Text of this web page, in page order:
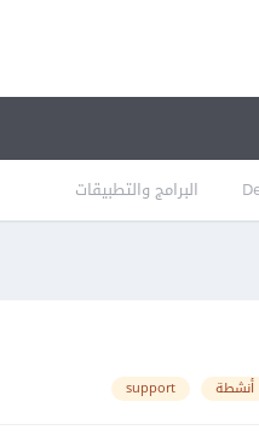
البرامج والتطبيقات
أنشطة support